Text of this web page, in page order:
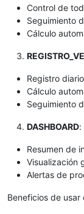
Control de
Seguimiento
Cálculo
Registro
Cálculo
Seguimiento
DASHBOARD:
Resumen de
Visualización
Alertas de
Beneficios de usar